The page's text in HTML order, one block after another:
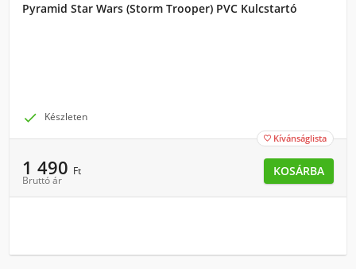
Pyramid Star Wars (Storm Trooper) PVC Kulcstartó
 Készleten
 Kívánságlista
1 490 Ft
Bruttó ár
KOSÁRBA